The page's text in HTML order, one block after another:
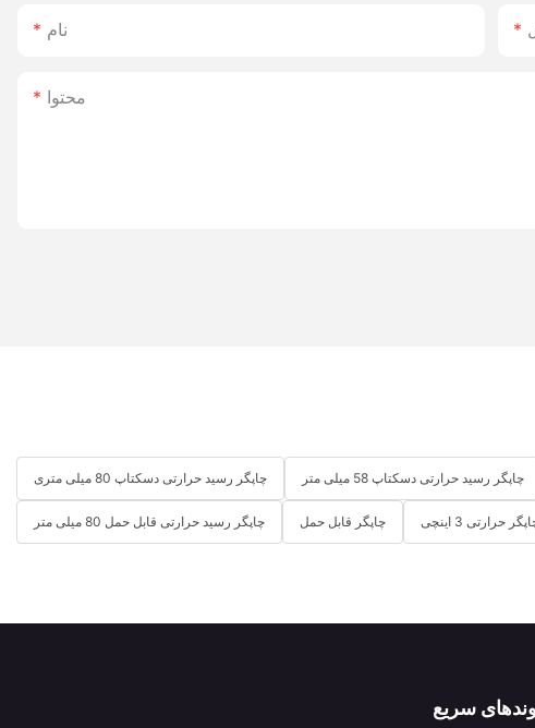
نام
محتوا
چاپگر رسید حرارتی دسکتاپ 80 میلی متری چاپگر رسید حرارتی دسکتاپ 58 میلی متر
چاپگر رسید حرارتی قابل حمل 80 میلی متر چاپگر قابل حمل حرارتی 3 اینچی
سریع